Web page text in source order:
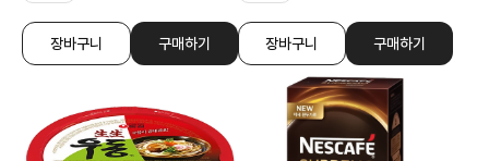
장바구니 구매하기 장바구니 구매하기